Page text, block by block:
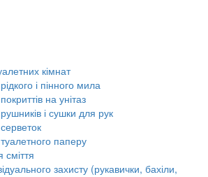
кімнат
і пінного мила
на унітаз
і сушки для рук
паперу
захисту (рукавички, бахіли,